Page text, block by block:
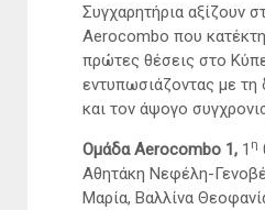
Συγχαρητήρια αξίζουν
Aerocombo που
πρώτες θέσεις στο
εντυπωσιάζοντας με τη
και τον άψογο
Ομάδα Aerocombo 1, 1 η
Αθητάκη Νεφέλη-
Μαρία, Βαλλίνα